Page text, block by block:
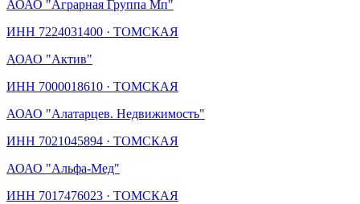
АОАО "Аграрная Группа Мп"
ИНН 7224031400 · ТОМСКАЯ
АОАО "Актив"
ИНН 7000018610 · ТОМСКАЯ
АОАО "Алатарцев. Недвижимость"
ИНН 7021045894 · ТОМСКАЯ
АОАО "Альфа-Мед"
ИНН 7017476023 · ТОМСКАЯ